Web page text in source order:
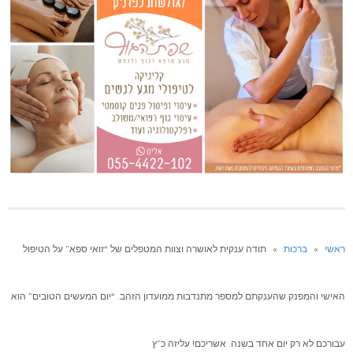
ראשי » ברכות » תודה ענקית לאושרה וצוות המטפלים של “זואי ספא” על הטיפול
האישי והמפנק שהענקתם למספר מתנדבות ממועדון הזהב. “יום המעשים הטובים” הוא
עבורכם לא רק יום אחד בשנה. אשריכם! עליזה כ”ץ